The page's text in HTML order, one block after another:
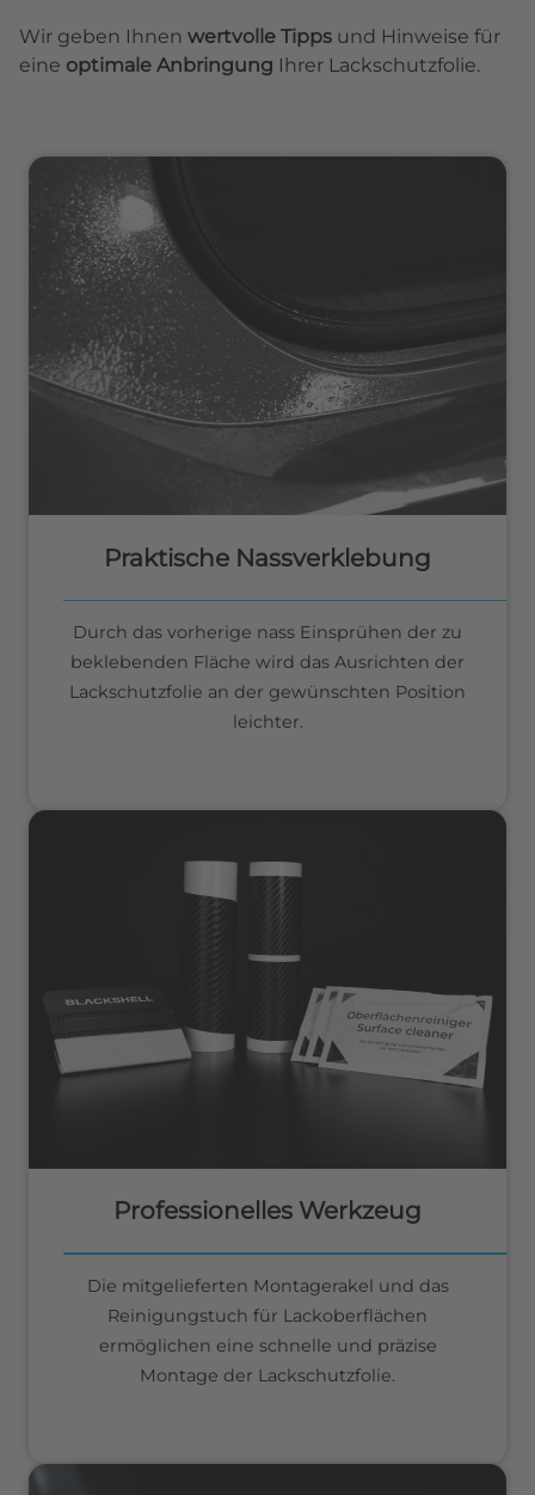
Wir geben Ihnen wertvolle Tipps und Hinweise für
eine optimale Anbringung Ihrer Lackschutzfolie.
Praktische Nassverklebung
Durch das vorherige nass Einsprühen der zu
beklebenden Fläche wird das Ausrichten der
Lackschutzfolie an der gewünschten Position
leichter.
Professionelles Werkzeug
Die mitgelieferten Montagerakel und das
Reinigungstuch für Lackoberflächen
ermöglichen eine schnelle und präzise
Montage der Lackschutzfolie.